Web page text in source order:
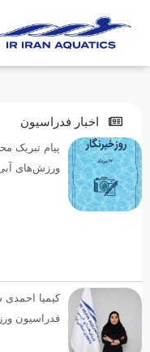
اخبار فدراسیون
پیام تبریک
ورزش‌های آبی،
کیمیا
فدراسیون